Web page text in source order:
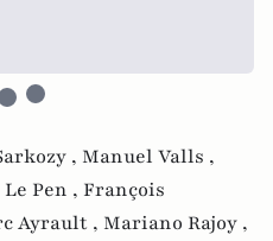
, Manuel Valls ,
Pen , François
Ayrault , Mariano Rajoy ,